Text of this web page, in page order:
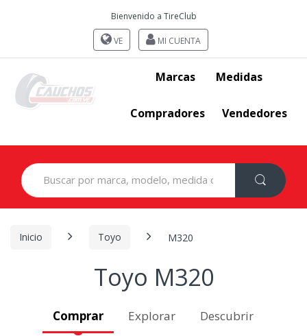
Bienvenido a TireClub
VE MI CUENTA
Marcas Medidas
Compradores Vendedores
Search
for:
Inicio Toyo M320
Toyo M320
Comprar Explorar Descubrir